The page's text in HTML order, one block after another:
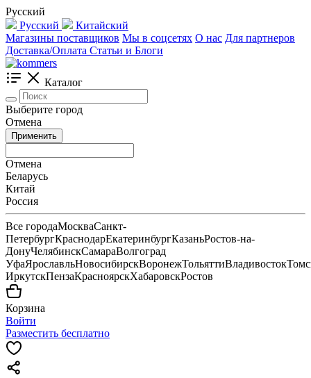
Русский
Русский
Китайский
Магазины поставщиков Мы в соцсетях О нас Для партнеров
Доставка/Оплата Статьи и Блоги
Каталог
Выберите город
Отмена
Применить
Отмена
Беларусь
Китай
Россия
Все городаМоскваСанкт-
ПетербургКраснодарЕкатеринбургКазаньРостов-на-
ДонуЧелябинскСамараВолгоград
УфаЯрославльНовосибирскВоронежТольяттиВладивосток
ИркутскПензаКрасноярскХабаровскРостов
Корзина
Войти
Разместить бесплатно